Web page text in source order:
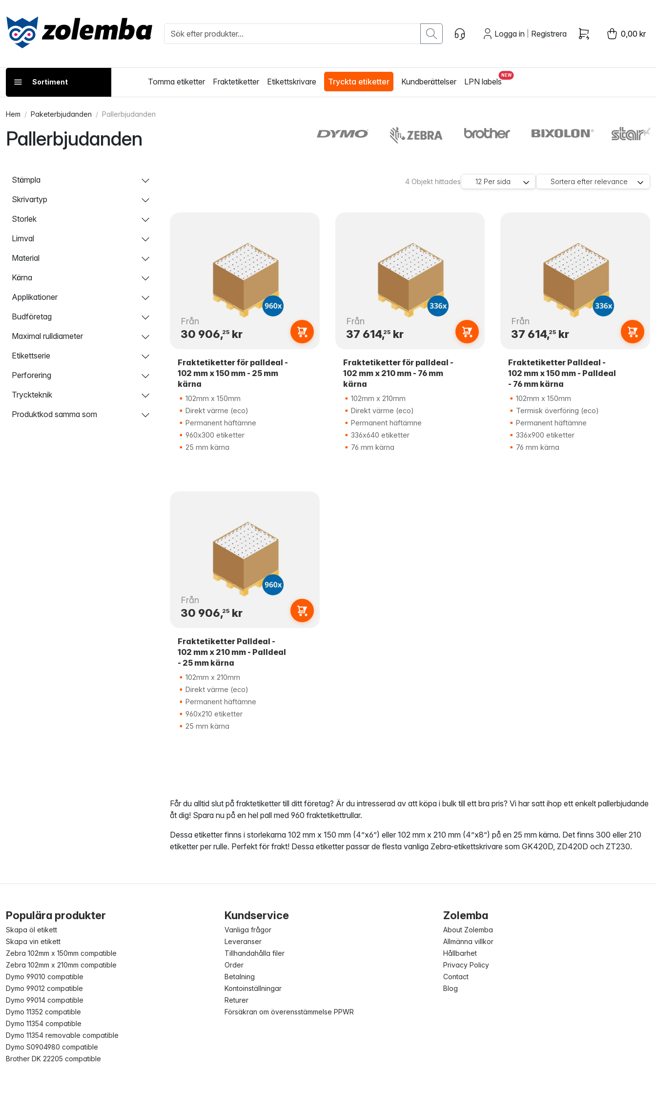
Logga in Registrera 0,00 kr
Sortiment Tomma etiketter Fraktetiketter Etikettskrivare Tryckta etiketter Kundberättelser LPN labels
Hem Paketerbjudanden Pallerbjudanden
Pallerbjudanden
Stämpla
Skrivartyp
Storlek
Limval
Material
Kärna
Applikationer
Budföretag
Maximal rulldiameter
Etikettserie
Perforering
Tryckteknik
Produktkod samma som
4 Objekt hittades 12 Per sida Sortera efter relevance
Från
30 906,25kr
Fraktetiketter för palldeal -
102 mm x 150 mm - 25 mm
kärna
102mm x 150mm
Direkt värme (eco)
Permanent häftämne
960x300 etiketter
25 mm kärna
Från
37 614,25 kr
Fraktetiketter för palldeal -
102 mm x 210 mm - 76 mm
kärna
102mm x 210mm
Direkt värme (eco)
Permanent häftämne
336x640 etiketter
76 mm kärna
Från
37 614,25kr
Fraktetiketter Palldeal -
102 mm x 150 mm - Palldeal
- 76 mm kärna
102mm x 150mm
Termisk överföring (eco)
Permanent häftämne
336x900 etiketter
76 mm kärna
Från
30 906,25kr
Fraktetiketter Palldeal -
102 mm x 210 mm - Palldeal
- 25 mm kärna
102mm x 210mm
Direkt värme (eco)
Permanent häftämne
960x210 etiketter
25 mm kärna
Får du alltid slut på fraktetiketter till ditt företag? Är du intresserad av att köpa i bulk till ett bra pris? Vi har satt ihop ett enkelt pallerbjudande
åt dig! Spara nu på en hel pall med 960 fraktetikettrullar.
Dessa etiketter finns i storlekarna 102 mm x 150 mm (4”x6”) eller 102 mm x 210 mm (4”x8”) på en 25 mm kärna. Det finns 300 eller 210
etiketter per rulle. Perfekt för frakt! Dessa etiketter passar de flesta vanliga Zebra-etikettskrivare som GK420D, ZD420D och ZT230.
Populära produkter
Skapa öl etikett
Skapa vin etikett
Zebra 102mm x 150mm compatible
Zebra 102mm x 210mm compatible
Dymo 99010 compatible
Dymo 99012 compatible
Dymo 99014 compatible
Dymo 11352 compatible
Dymo 11354 compatible
Dymo 11354 removable compatible
Dymo S0904980 compatible
Brother DK 22205 compatible
Kundservice
Vanliga frågor
Leveranser
Tillhandahålla filer
Order
Betalning
Kontoinställningar
Returer
Försäkran om överensstämmelse PPWR
Zolemba
About Zolemba
Allmänna villkor
Hållbarhet
Privacy Policy
Contact
Blog